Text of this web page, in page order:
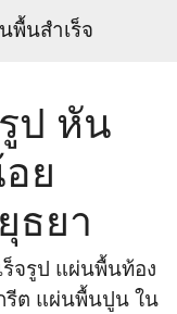
นสำเร็จ
ป หัน
ย
ธยา
จรูป แผ่นพื้นท้อง
รีต แผ่นพื้นปูน ใน